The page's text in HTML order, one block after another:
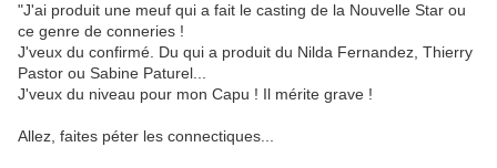
"J'ai produit une meuf qui a fait le casting de la Nouvelle Star ou
ce genre de conneries !
J'veux du confirmé. Du qui a produit du Nilda Fernandez, Thierry
Pastor ou Sabine Paturel...
J'veux du niveau pour mon Capu ! Il mérite grave !
Allez, faites péter les connectiques...